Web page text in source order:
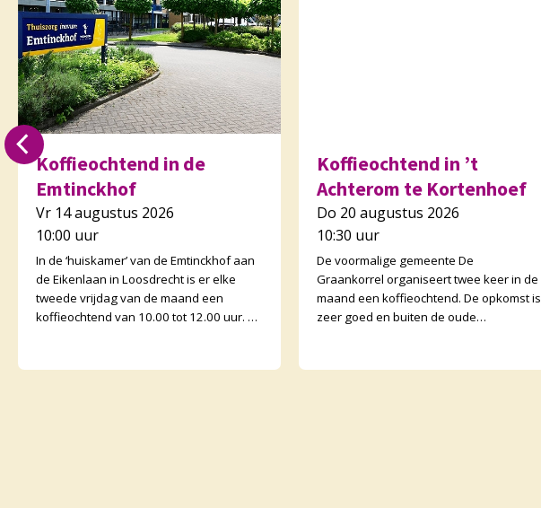
Koffieochtend in de
Emtinckhof
Vr 14 augustus 2026
10:00 uur
In de ‘huiskamer’ van de Emtinckhof aan
de Eikenlaan in Loosdrecht is er elke
tweede vrijdag van de maand een
koffieochtend van 10.00 tot 12.00 uur. U
Koffieochtend in ’t
Achterom te Kortenhoef
Do 20 augustus 2026
10:30 uur
De voormalige gemeente De
Graankorrel organiseert twee keer in de
maand een koffieochtend. De opkomst is
zeer goed en buiten de oude